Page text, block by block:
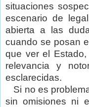
situaciones
escenario de
abierta a las
cuando se posan
que ver el
relevancia y
esclarecidas.
Si no es
sin omisiones ni